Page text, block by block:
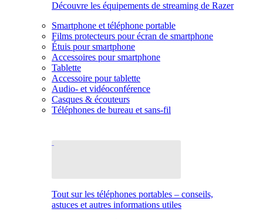
Découvre les équipements de streaming de Razer
Smartphone et téléphone portable
Films protecteurs pour écran de smartphone
Étuis pour smartphone
Accessoires pour smartphone
Tablette
Accessoire pour tablette
Audio- et vidéoconférence
Casques & écouteurs
Téléphones de bureau et sans-fil
Tout sur les téléphones portables – conseils,
astuces et autres informations utiles